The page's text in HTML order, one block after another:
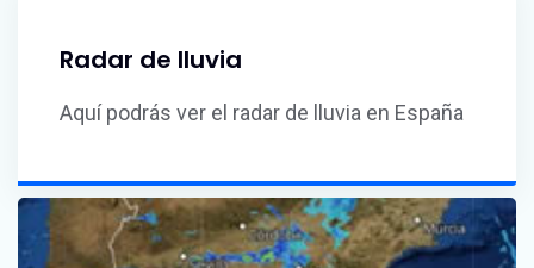
Radar de lluvia
Aquí podrás ver el radar de lluvia en España